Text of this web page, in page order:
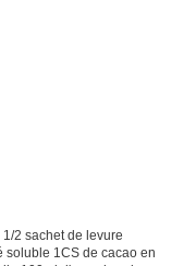
2 sachet de levure
soluble 1CS de cacao en